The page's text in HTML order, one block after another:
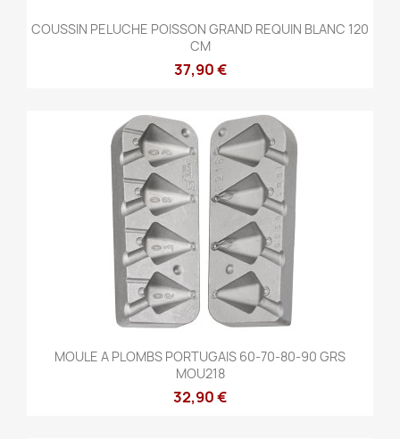
COUSSIN PELUCHE POISSON GRAND REQUIN BLANC 120
CM
37,90 €
MOULE A PLOMBS PORTUGAIS 60-70-80-90 GRS
MOU218
32,90 €